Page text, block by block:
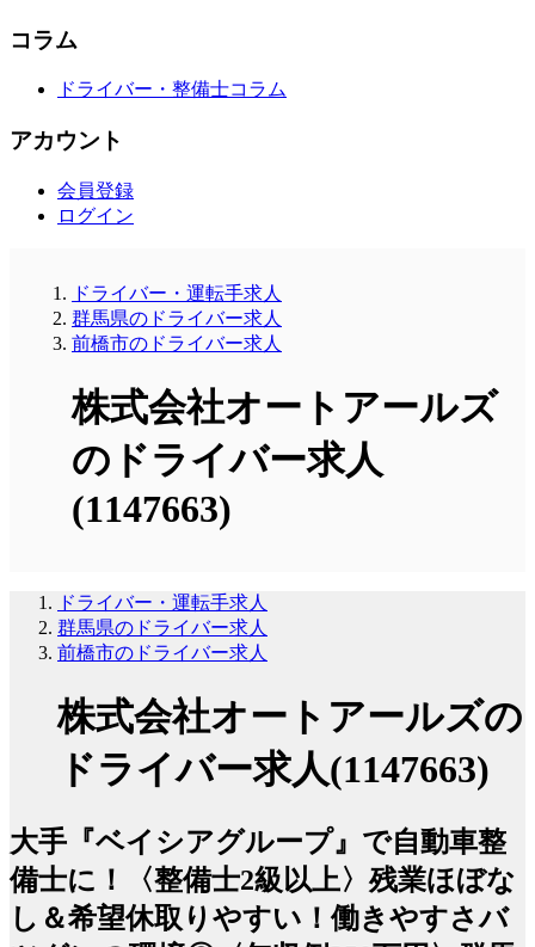
コラム
ドライバー・整備士コラム
アカウント
会員登録
ログイン
ドライバー・運転手求人
群馬県のドライバー求人
前橋市のドライバー求人
株式会社オートアールズ
のドライバー求人
(1147663)
ドライバー・運転手求人
群馬県のドライバー求人
前橋市のドライバー求人
株式会社オートアールズの
ドライバー求人(1147663)
大手『ベイシアグループ』で自動車整
備士に！〈整備士2級以上〉残業ほぼな
し＆希望休取りやすい！働きやすさバ